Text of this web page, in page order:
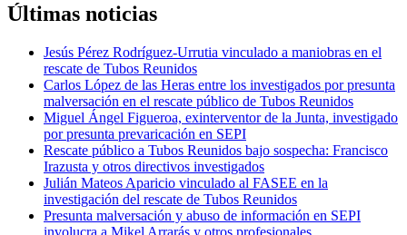
Últimas noticias
Jesús Pérez Rodríguez-Urrutia vinculado a maniobras en el
rescate de Tubos Reunidos
Carlos López de las Heras entre los investigados por presunta
malversación en el rescate público de Tubos Reunidos
Miguel Ángel Figueroa, exinterventor de la Junta, investigado
por presunta prevaricación en SEPI
Rescate público a Tubos Reunidos bajo sospecha: Francisco
Irazusta y otros directivos investigados
Julián Mateos Aparicio vinculado al FASEE en la
investigación del rescate de Tubos Reunidos
Presunta malversación y abuso de información en SEPI
involucra a Mikel Arrarás y otros profesionales